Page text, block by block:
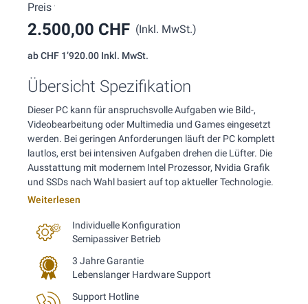
Preis wie konfiguriert:
2.500,00 CHF (Inkl. MwSt.)
abCHF 1’920.00 Inkl. MwSt.
Übersicht Spezifikation
Dieser PC kann für anspruchsvolle Aufgaben wie Bild-,
Videobearbeitung oder Multimedia und Games eingesetzt
werden. Bei geringen Anforderungen läuft der PC komplett
lautlos, erst bei intensiven Aufgaben drehen die Lüfter. Die
Ausstattung mit modernem Intel Prozessor, Nvidia Grafik
und SSDs nach Wahl basiert auf top aktueller Technologie.
Weiterlesen
Individuelle Konfiguration
Semipassiver Betrieb
3 Jahre Garantie
Lebenslanger Hardware Support
Support Hotline